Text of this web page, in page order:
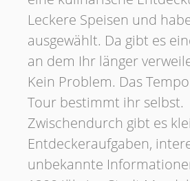
Leckere Speisen und
ausgewählt. Da gibt es
an dem Ihr länger
Kein Problem. Das
Tour bestimmt ihr selbst.
Zwischendurch gibt es
Entdeckeraufgaben,
unbekannte